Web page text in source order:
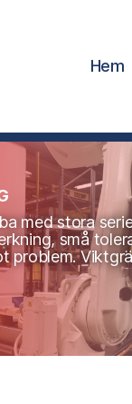
Hem
med stora
små
problem.